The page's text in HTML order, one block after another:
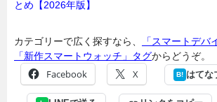
とめ【2026年版】
カテゴリーで広く探すなら、 「スマートデバ
「新作スマートウォッチ」タグからどうぞ。
Facebook X B! はてな